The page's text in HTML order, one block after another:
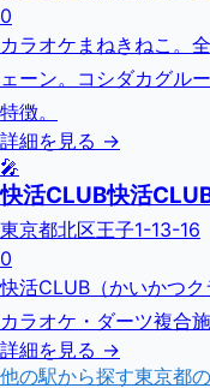
0
カラオケまねきねこ。
ェーン。コシダカグル
特徴。
詳細を見る →
🎤
快活CLUB快活
東京都北区王子1-13-16
0
快活CLUB（かいかつ
カラオケ・ダーツ複合
詳細を見る →
他の駅から探す東京都